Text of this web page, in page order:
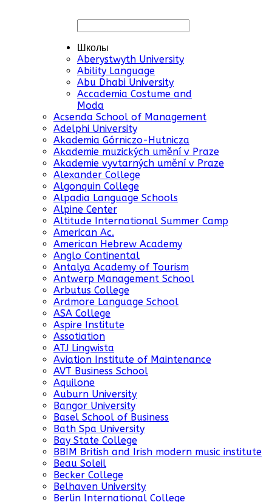
Школы
Aberystwyth University
Ability Language
Abu Dhabi University
Accademia Costume and
Moda
Acsenda School of Management
Adelphi University
Akademia Górniczo-Hutnicza
Akademie muzických umění v Praze
Akademie vyvtarných umění v Praze
Alexander College
Algonquin College
Alpadia Language Schools
Alpine Center
Altitude International Summer Camp
American Ac.
American Hebrew Academy
Anglo Continental
Antalya Academy of Tourism
Antwerp Management School
Arbutus College
Ardmore Language School
ASA College
Aspire Institute
Assotiation
ATJ Lingwista
Aviation Institute of Maintenance
AVT Business School
Aquilone
Auburn University
Bangor University
Basel School of Business
Bath Spa University
Bay State College
BBIM British and Irish modern music institute
Beau Soleil
Becker College
Belhaven University
Berlin International College